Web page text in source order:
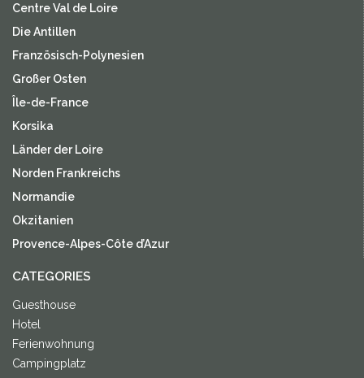
Centre Val de Loire
Die Antillen
Französisch-Polynesien
Großer Osten
Île-de-France
Korsika
Länder der Loire
Norden Frankreichs
Normandie
Okzitanien
Provence-Alpes-Côte d’Azur
CATEGORIES
Guesthouse
Hotel
Ferienwohnung
Campingplatz